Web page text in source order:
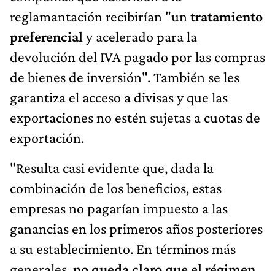
de bienes de inversión". También se les
garantiza el acceso a divisas y que las
exportaciones no estén sujetas a cuotas de
exportación.
"Resulta casi evidente que, dada la
combinación de los beneficios, estas
empresas no pagarían impuesto a las
ganancias en los primeros años posteriores
a su establecimiento. En términos más
no queda claro que el régimen
atraiga inversiones
que, en un escenario
macroeconómico estable, y con un
tratamiento impositivo algo menos